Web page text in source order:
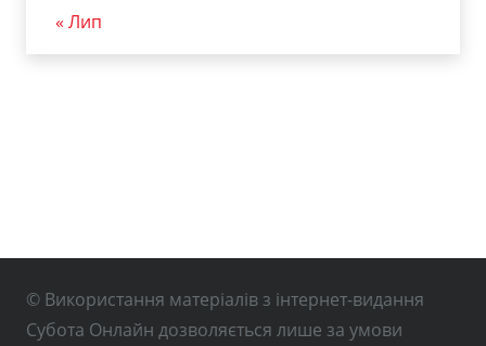
« Лип
© Використання матеріалів з інтернет-видання
Субота Онлайн дозволяється лише за умови